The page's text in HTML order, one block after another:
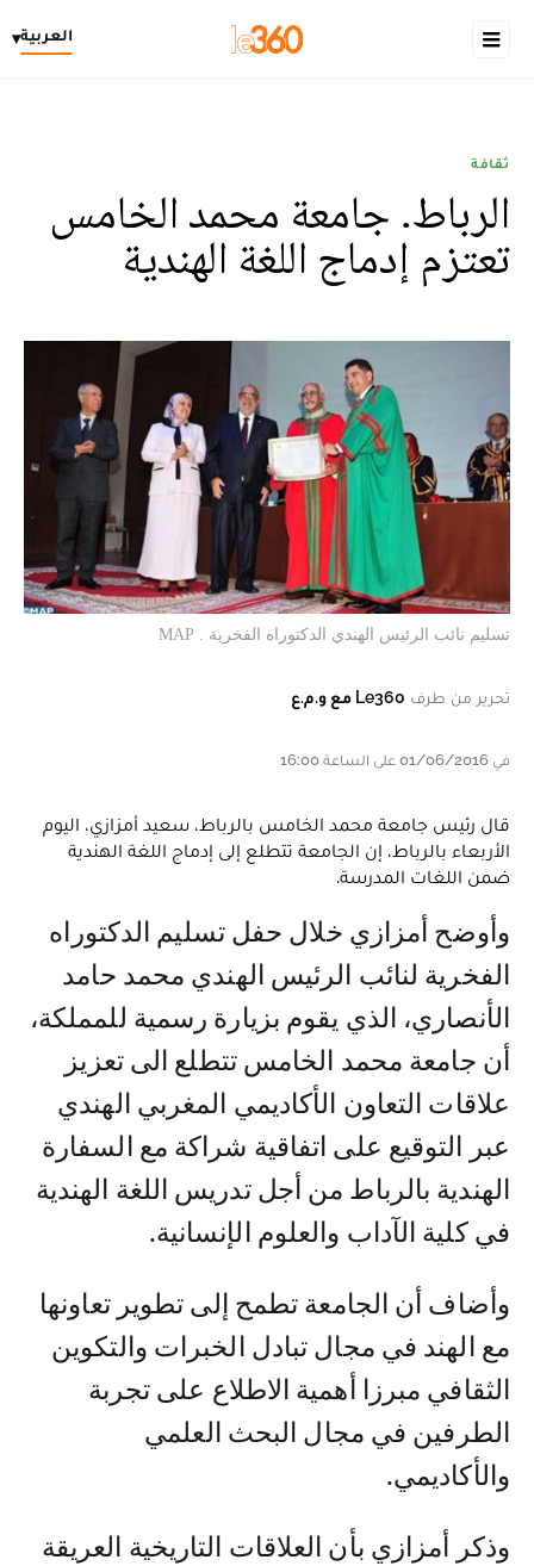
العربية▾
ثقافة
الرباط. جامعة محمد الخامس
تعتزم إدماج اللغة الهندية
تسليم نائب الرئيس الهندي الدكتوراه الفخرية . MAP
تحرير من طرف Le360 مع و.م.ع
في 01/06/2016 على الساعة 16:00
قال رئيس جامعة محمد الخامس بالرباط، سعيد أمزازي، اليوم
الأربعاء بالرباط، إن الجامعة تتطلع إلى إدماج اللغة الهندية
ضمن اللغات المدرسة.
وأوضح أمزازي خلال حفل تسليم الدكتوراه
الفخرية لنائب الرئيس الهندي محمد حامد
الأنصاري، الذي يقوم بزيارة رسمية للمملكة،
أن جامعة محمد الخامس تتطلع الى تعزيز
علاقات التعاون الأكاديمي المغربي الهندي
عبر التوقيع على اتفاقية شراكة مع السفارة
الهندية بالرباط من أجل تدريس اللغة الهندية
في كلية الآداب والعلوم الإنسانية.
وأضاف أن الجامعة تطمح إلى تطوير تعاونها
مع الهند في مجال تبادل الخبرات والتكوين
الثقافي مبرزا أهمية الاطلاع على تجربة
الطرفين في مجال البحث العلمي
والأكاديمي.
وذكر أمزازي بأن العلاقات التاريخية العريقة